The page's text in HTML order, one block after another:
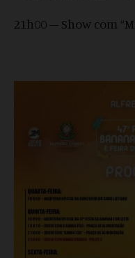
21h00 – Show com